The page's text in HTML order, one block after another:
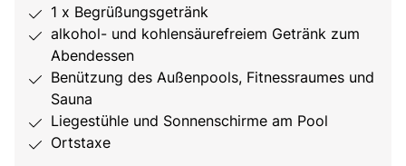
1 x Begrüßungsgetränk
alkohol- und kohlensäurefreiem Getränk zum
Abendessen
Benützung des Außenpools, Fitnessraumes und
Sauna
Liegestühle und Sonnenschirme am Pool
Ortstaxe